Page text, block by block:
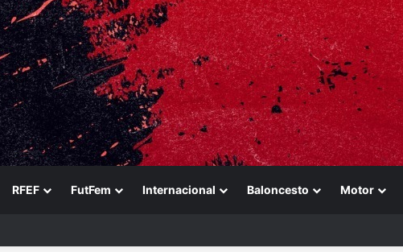
RFEF FutFem Internacional Baloncesto Motor
es muy importante para el equipo»